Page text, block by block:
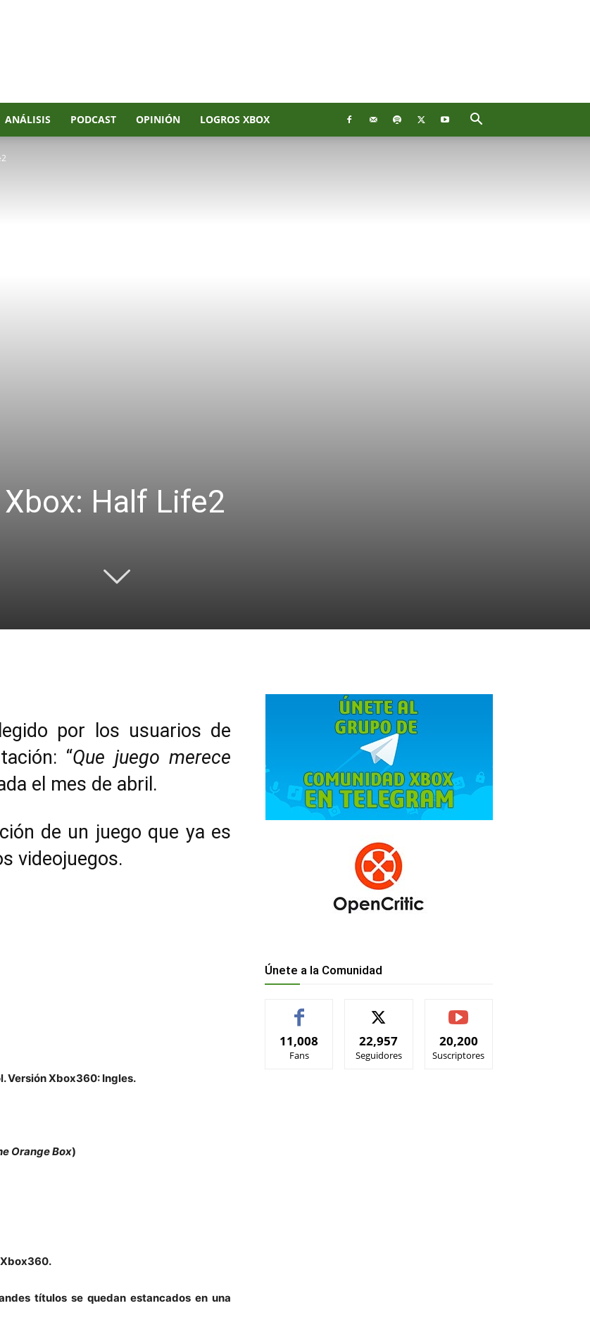
ANÁLISIS PODCAST OPINIÓN LOGROS XBOX
Half Life2
por los usuarios de
“Que juego merece
el mes de abril.
de un juego que ya es
videojuegos.
Versión Xbox360: Ingles.
Orange Box)
Xbox360.
títulos se quedan estancados en una
Únete a la Comunidad
11,008
Fans
22,957
Seguidores
20,200
Suscriptores